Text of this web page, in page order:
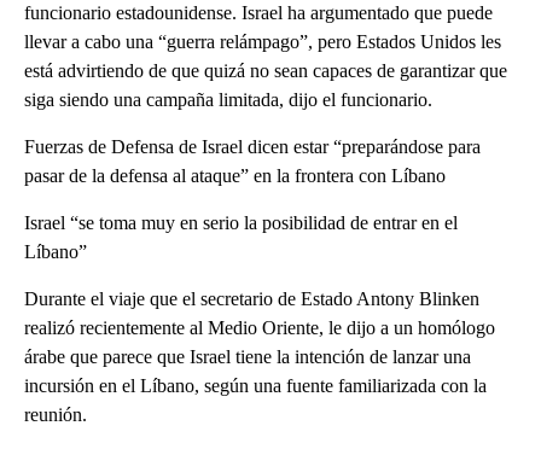
funcionario estadounidense. Israel ha argumentado que puede
llevar a cabo una “guerra relámpago”, pero Estados Unidos les
está advirtiendo de que quizá no sean capaces de garantizar que
siga siendo una campaña limitada, dijo el funcionario.
Fuerzas de Defensa de Israel dicen estar “preparándose para
pasar de la defensa al ataque” en la frontera con Líbano
Israel “se toma muy en serio la posibilidad de entrar en el
Líbano”
Durante el viaje que el secretario de Estado Antony Blinken
realizó recientemente al Medio Oriente, le dijo a un homólogo
árabe que parece que Israel tiene la intención de lanzar una
incursión en el Líbano, según una fuente familiarizada con la
reunión.